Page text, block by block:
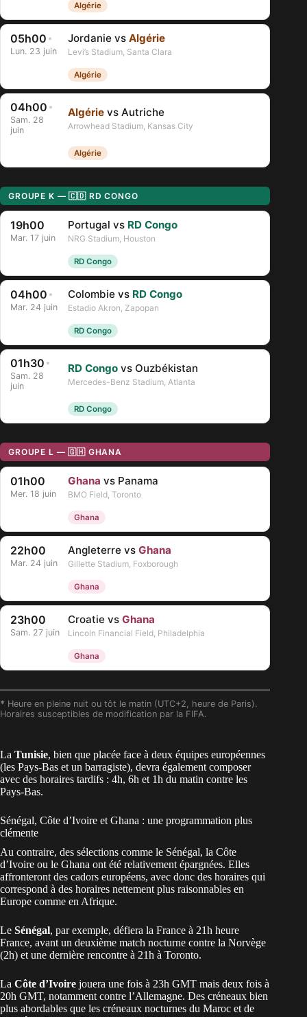
Algérie
05h00 *
Lun. 23 juin
Jordanie vs Algérie
Levi’s Stadium, Santa Clara
Algérie
04h00 *
Sam. 28
juin
Algérie vs Autriche
Arrowhead Stadium, Kansas City
Algérie
GROUPE K — 🇨🇩 RD CONGO
19h00
Mar. 17 juin
Portugal vs RD Congo
NRG Stadium, Houston
RD Congo
04h00 *
Mar. 24 juin
Colombie vs RD Congo
Estadio Akron, Zapopan
RD Congo
01h30 *
Sam. 28
juin
RD Congo vs Ouzbékistan
Mercedes-Benz Stadium, Atlanta
RD Congo
GROUPE L — 🇬🇭 GHANA
01h00
Mer. 18 juin
Ghana vs Panama
BMO Field, Toronto
Ghana
22h00
Mar. 24 juin
Angleterre vs Ghana
Gillette Stadium, Foxborough
Ghana
23h00
Sam. 27 juin
Croatie vs Ghana
Lincoln Financial Field, Philadelphia
Ghana
* Heure en pleine nuit ou tôt le matin (UTC+2, heure de Paris).
Horaires susceptibles de modification par la FIFA.
La Tunisie, bien que placée face à deux équipes européennes
(les Pays-Bas et un barragiste), devra également composer
avec des horaires tardifs : 4h, 6h et 1h du matin contre les
Pays-Bas.
Sénégal, Côte d’Ivoire et Ghana : une programmation plus
clémente
Au contraire, des sélections comme le Sénégal, la Côte
d’Ivoire ou le Ghana ont été relativement épargnées. Elles
affronteront des cadors européens, avec donc des horaires qui
correspond à des horaires nettement plus raisonnables en
Europe comme en Afrique.
Le Sénégal, par exemple, défiera la France à 21h heure
France, avant un deuxième match nocturne contre la Norvège
(2h) et une dernière rencontre à 21h à Toronto.
La Côte d’Ivoire jouera une fois à 23h GMT mais deux fois à
20h GMT, notamment contre l’Allemagne. Des créneaux bien
plus abordables que les créneaux nocturnes du Maroc et de